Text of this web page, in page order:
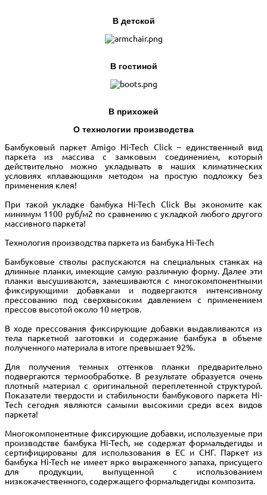
В детской
В гостиной
В прихожей
О технологии производства
Бамбуковый паркет Amigo Hi-Tech Click – единственный вид
паркета из массива с замковым соединением, который
действительно можно укладывать в наших климатических
условиях «плавающим» методом на простую подложку без
применения клея!
При такой укладке бамбука Hi-Tech Click Вы экономите как
минимум 1100 руб/м2 по сравнению с укладкой любого другого
массивного паркета!
Технология производства паркета из бамбука Hi-Tech
Бамбуковые стволы распускаются на специальных станках на
длинные планки, имеющие самую различную форму. Далее эти
планки высушиваются, замешиваются с многокомпонентными
фиксирующими добавками и подвергаются интенсивному
прессованию под сверхвысоким давлением с применением
прессов высотой около 10 метров.
В ходе прессования фиксирующие добавки выдавливаются из
тела паркетной заготовки и содержание бамбука в объеме
полученного материала в итоге превышает 92%.
Для получения темных оттенков планки предварительно
подвергаются термообработке. В результате образуется очень
плотный материал с оригинальной переплетенной структурой.
Показатели твердости и стабильности бамбукового паркета Hi-
Tech сегодня являются самыми высокими среди всех видов
паркета!
Многокомпонентные фиксирующие добавки, используемые при
производстве бамбука Hi-Tech, не содержат формальдегиды и
сертифицированы для использования в ЕС и СНГ. Паркет из
бамбука Hi-Tech не имеет ярко выраженного запаха, присущего
для продукции, выпущенной с использованием
низкокачественного, содержащего формальдегиды композита.